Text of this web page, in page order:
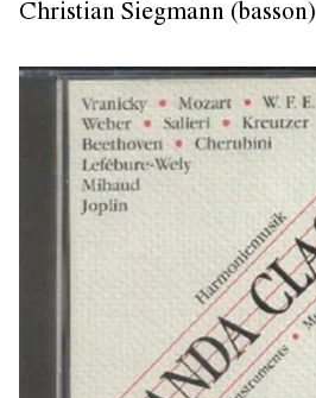
Christian Siegmann (basson)